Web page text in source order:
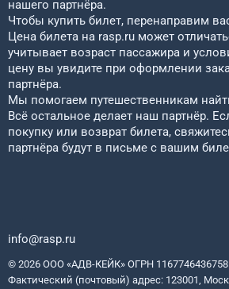
нашего партнёра.
Чтобы купить билет, перенаправим
Цена билета на rasp.ru может
учитывает возраст пассажира и
цену вы увидите при оформлении
партнёра.
Мы помогаем путешественникам
Всё остальное делает наш партнёр.
покупку или возврат билета,
партнёра будут в письме с вашим
info@rasp.ru
© 2026 ООО «АДВ-КЕЙК» ОГРН
Фактический (почтовый) адрес: 123001,